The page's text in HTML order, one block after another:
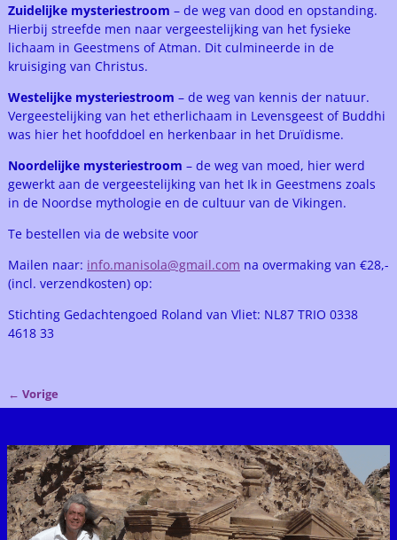
Zuidelijke mysteriestroom – de weg van dood en opstanding.
Hierbij streefde men naar vergeestelijking van het fysieke
lichaam in Geestmens of Atman. Dit culmineerde in de
kruisiging van Christus.
Westelijke mysteriestroom – de weg van kennis der natuur.
Vergeestelijking van het etherlichaam in Levensgeest of Buddhi
was hier het hoofddoel en herkenbaar in het Druïdisme.
Noordelijke mysteriestroom – de weg van moed, hier werd
gewerkt aan de vergeestelijking van het Ik in Geestmens zoals
in de Noordse mythologie en de cultuur van de Vikingen.
Te bestellen via de website voor
Mailen naar: info.manisola@gmail.com na overmaking van €28,-
(incl. verzendkosten) op:
Stichting Gedachtengoed Roland van Vliet: NL87 TRIO 0338
4618 33
Bericht navigatie
← Vorige